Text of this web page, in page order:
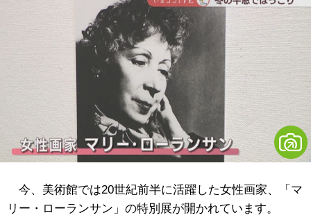
今、美術館では20世紀前半に活躍した女性画家、「マ
リー・ローランサン」の特別展が開かれています。